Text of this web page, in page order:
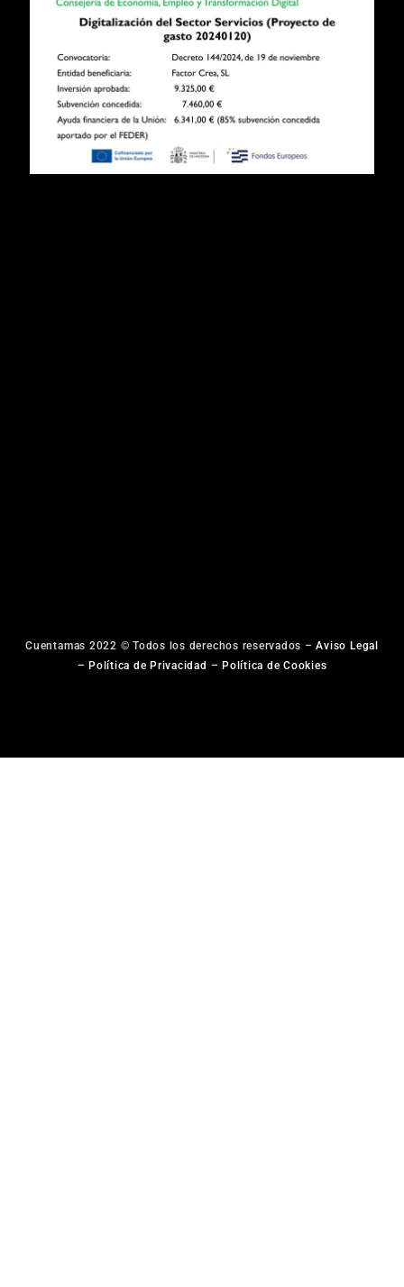
Cuentamas 2022 © Todos los derechos reservados –Aviso Legal
– Política de Privacidad – Política de Cookies